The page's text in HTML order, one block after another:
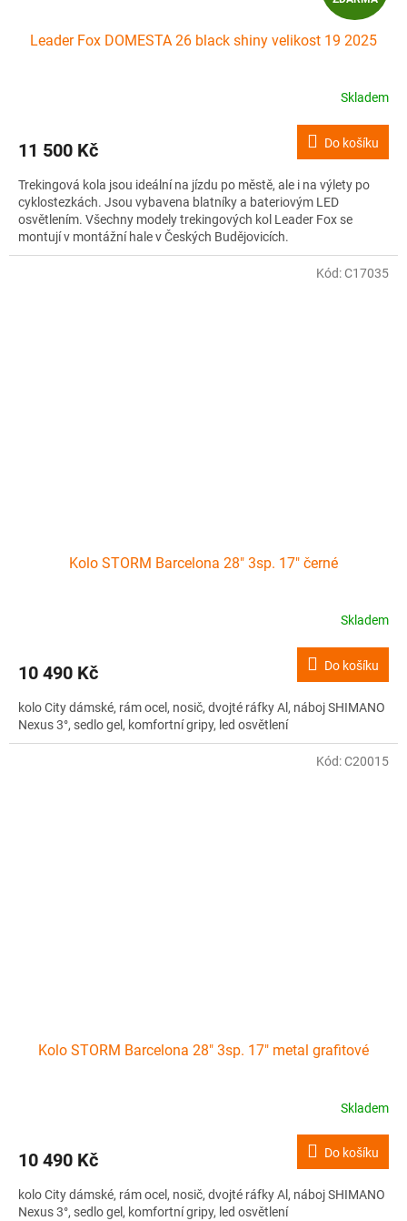
D
A
R
M
A
Leader Fox DOMESTA 26 black shiny velikost 19 2025
Skladem
11 500 Kč Do košíku
Trekingová kola jsou ideální na jízdu po městě, ale i na výlety po
cyklostezkách. Jsou vybavena blatníky a bateriovým LED
osvětlením. Všechny modely trekingových kol Leader Fox se
montují v montážní hale v Českých Budějovicích.
Kolo STORM Barcelona 28" 3sp. 17" černé
Skladem
10 490 Kč Do košíku
kolo City dámské, rám ocel, nosič, dvojté ráfky Al, náboj SHIMANO
Nexus 3°, sedlo gel, komfortní gripy, led osvětlení
Kód:C17035
Kolo STORM Barcelona 28" 3sp. 17" metal grafitové
Skladem
10 490 Kč Do košíku
kolo City dámské, rám ocel, nosič, dvojté ráfky Al, náboj SHIMANO
Nexus 3°, sedlo gel, komfortní gripy, led osvětlení
Kód:C20015